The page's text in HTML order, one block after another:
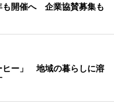
も開催へ 企業協賛募集も
ヒー」 地域の暮らしに溶